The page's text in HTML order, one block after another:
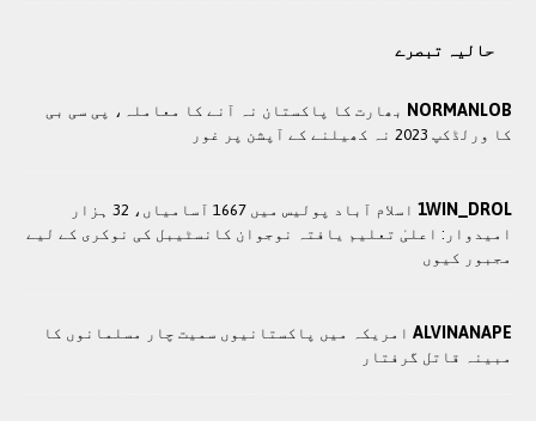
حالیہ تبصرے
NORMANLOB بھارت کا پاکستان نہ آنے کا معاملہ، پی سی بی
کا ورلڈکپ 2023 نہ کھیلنے کے آپشن پر غور
1WIN_DROL
اسلام آباد پولیس میں 1667 آسامیاں، 32 ہزار
امیدوار: اعلیٰ تعلیم یافتہ نوجوان کانسٹیبل کی نوکری کے لیے
مجبور کیوں
ALVINANAPE امریکہ میں پاکستانیوں سمیت چار مسلمانوں کا
مبینہ قاتل گرفتار